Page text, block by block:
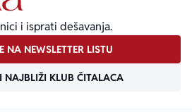
i isprati dešavanja.
NA NEWSLETTER LISTU
NAJBLIŽI KLUB ČITALACA